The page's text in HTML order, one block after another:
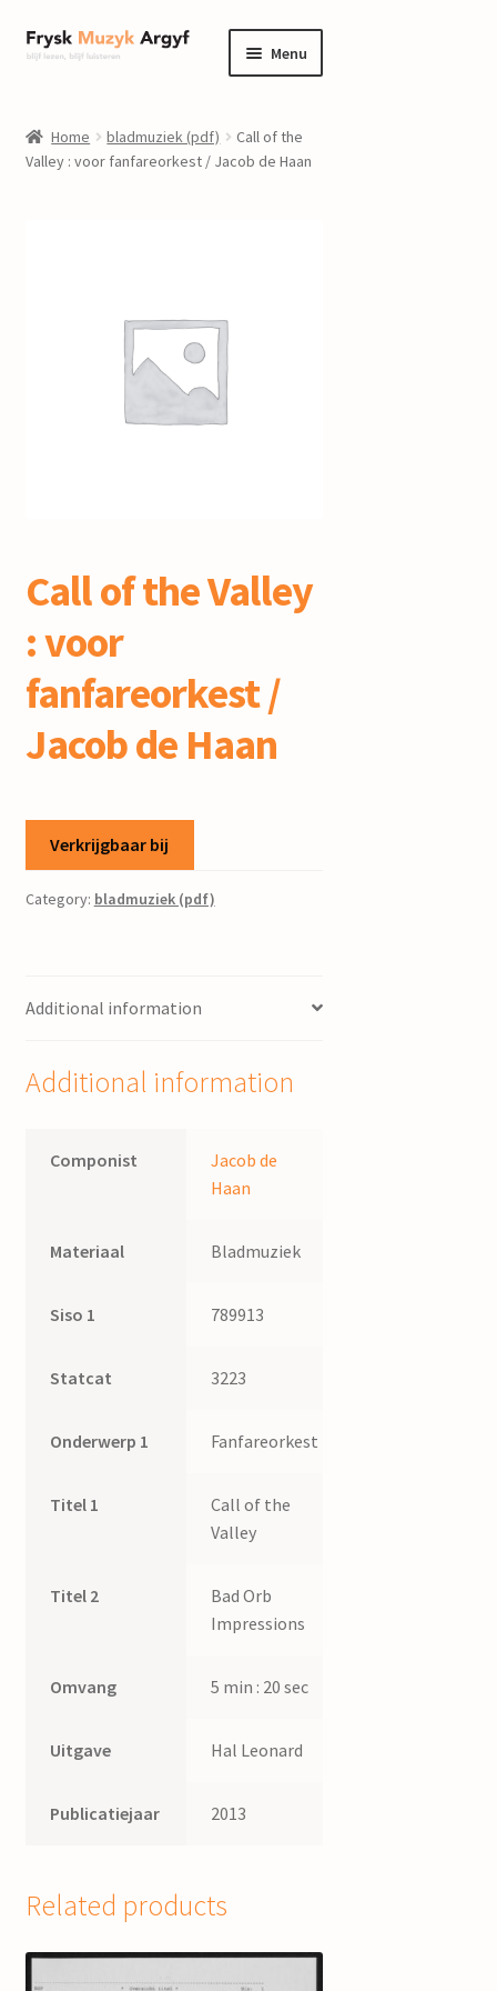
Ga
door
navigatie
Ga
naar
inhoud
Menu
informatie
Submenu
Home bladmuziek (pdf)
Call of the
Valley : voor fanfareorkest / Jacob de Haan
Call of the Valley
: voor
fanfareorkest /
Jacob de Haan
Verkrijgbaar bij
Category: bladmuziek (pdf)
Additional information
Additional information
Componist
Jacob de
Haan
Materiaal Bladmuziek
Siso 1 789913
Statcat 3223
Onderwerp 1 Fanfareorkest
Titel 1
Call of the
Valley
Titel 2
Bad Orb
Impressions
Omvang 5 min : 20 sec
Uitgave Hal Leonard
Publicatiejaar 2013
Related products